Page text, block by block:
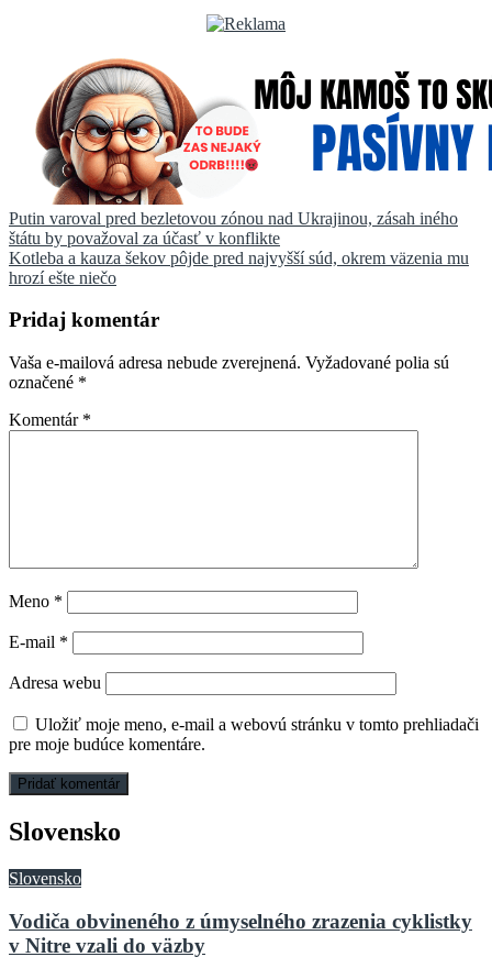
Navigácia
v
článku
Putin varoval pred bezletovou zónou nad Ukrajinou, zásah iného
štátu by považoval za účasť v konflikte
Kotleba a kauza šekov pôjde pred najvyšší súd, okrem väzenia mu
hrozí ešte niečo
Pridaj komentár
Vaša e-mailová adresa nebude zverejnená. Vyžadované polia sú
označené *
Komentár *
Meno *
E-mail *
Adresa webu
Uložiť moje meno, e-mail a webovú stránku v tomto prehliadači
pre moje budúce komentáre.
Slovensko
Slovensko
Vodiča obvineného z úmyselného zrazenia cyklistky
v Nitre vzali do väzby